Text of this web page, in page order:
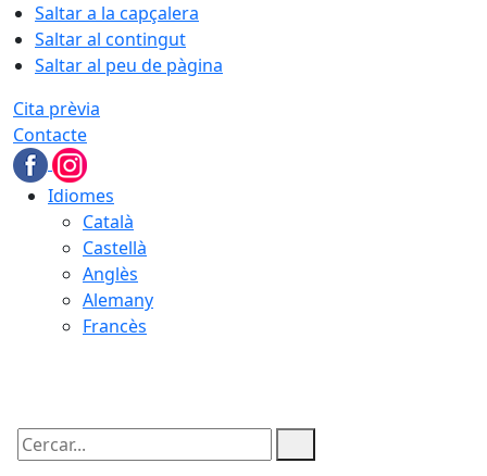
Saltar a la capçalera
Saltar al contingut
Saltar al peu de pàgina
Cita prèvia
Contacte
Idiomes
Català
Castellà
Anglès
Alemany
Francès
Cercar: